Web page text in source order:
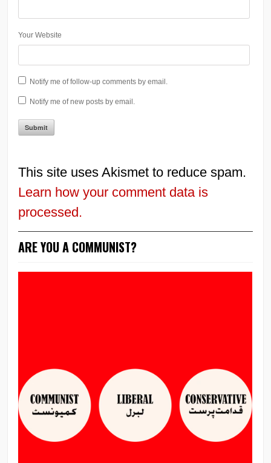
Your Website
Notify me of follow-up comments by email.
Notify me of new posts by email.
This site uses Akismet to reduce spam.
Learn how your comment data is
processed.
ARE YOU A COMMUNIST?